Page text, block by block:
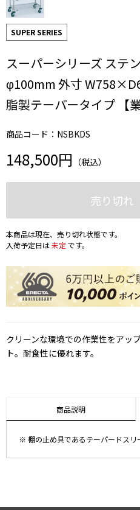
SUPER SERIES
スーパーシリーズ ステ
φ100mm 外寸
脂製テーパータイプ 【業
商品コード：NSBKDS
148,500円 （税込）
売り切れ
本商品は現在、売り切れ状態です。
入荷予定日は未定 です。
クリーンな環境での作業性をアッ
ト。耐食性に優れます。
商品説明
※ 棚の止め具であるテーパードスリ